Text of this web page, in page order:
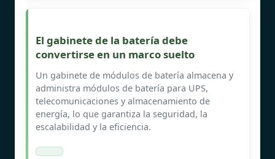
El gabinete de la batería debe
convertirse en un marco suelto
Un gabinete de módulos de batería almacena y
administra módulos de batería para UPS,
telecomunicaciones y almacenamiento de
energía, lo que garantiza la seguridad, la
escalabilidad y la eficiencia.